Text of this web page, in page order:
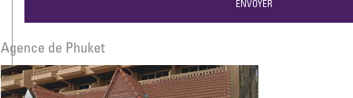
Agence de Phuket